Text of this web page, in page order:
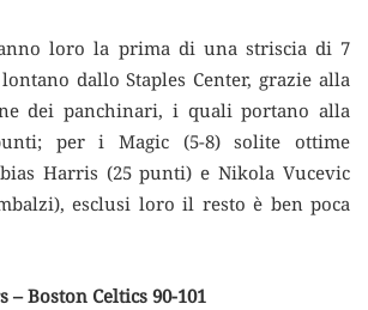
loro la prima di una striscia di 7
dallo Staples Center, grazie alla
dei panchinari, i quali portano alla
per i Magic (5-8) solite ottime
Harris (25 punti) e Nikola Vucevic
esclusi loro il resto è ben poca
– Boston Celtics 90-101